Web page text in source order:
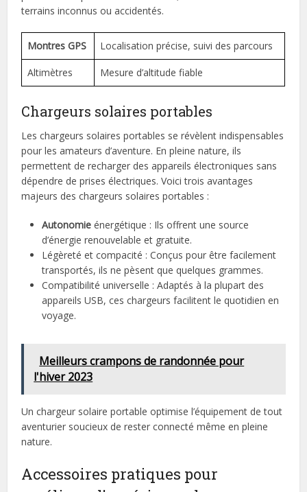
terrains inconnus ou accidentés.
Montres GPS Localisation précise, suivi des parcours
Altimètres Mesure d’altitude fiable
Chargeurs solaires portables
Les chargeurs solaires portables se révèlent indispensables
pour les amateurs d’aventure. En pleine nature, ils
permettent de recharger des appareils électroniques sans
dépendre de prises électriques. Voici trois avantages
majeurs des chargeurs solaires portables :
Autonomie énergétique : Ils offrent une source
d’énergie renouvelable et gratuite.
Légèreté et compacité : Conçus pour être facilement
transportés, ils ne pèsent que quelques grammes.
Compatibilité universelle : Adaptés à la plupart des
appareils USB, ces chargeurs facilitent le quotidien en
voyage.
Meilleurs crampons de randonnée pour
l'hiver 2023
Un chargeur solaire portable optimise l’équipement de tout
aventurier soucieux de rester connecté même en pleine
nature.
Accessoires pratiques pour